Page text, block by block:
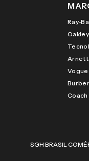
Ray-
Oakley
Tecnol
Vogue
Coach
SGH BRASIL